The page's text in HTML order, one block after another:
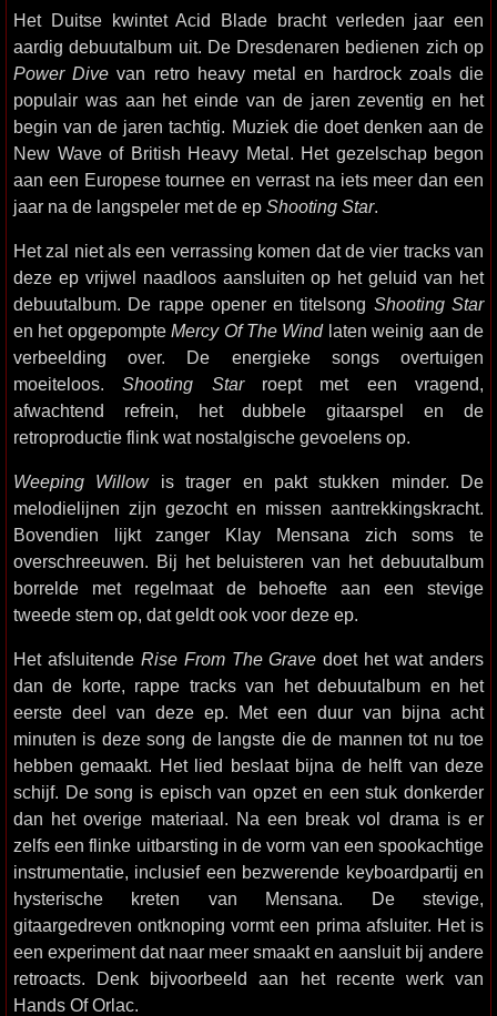
Het Duitse kwintet Acid Blade bracht verleden jaar een
aardig debuutalbum uit. De Dresdenaren bedienen zich op
Power Dive van retro heavy metal en hardrock zoals die
populair was aan het einde van de jaren zeventig en het
begin van de jaren tachtig. Muziek die doet denken aan de
New Wave of British Heavy Metal. Het gezelschap begon
aan een Europese tournee en verrast na iets meer dan een
jaar na de langspeler met de ep Shooting Star.
Het zal niet als een verrassing komen dat de vier tracks van
deze ep vrijwel naadloos aansluiten op het geluid van het
debuutalbum. De rappe opener en titelsong Shooting Star
en het opgepompteMercy Of The Windlaten weinig aan de
verbeelding over. De energieke songs overtuigen
moeiteloos.Shooting Starroept met een vragend,
afwachtend refrein, het dubbele gitaarspel en de
retroproductie flink wat nostalgische gevoelens op.
Weeping Willowis trager en pakt stukken minder. De
melodielijnen zijn gezocht en missen aantrekkingskracht.
Bovendien lijkt zanger Klay Mensana zich soms te
overschreeuwen. Bij het beluisteren van het debuutalbum
borrelde met regelmaat de behoefte aan een stevige
tweede stem op, dat geldt ook voor deze ep.
Het afsluitende Rise From The Grave doet het wat anders
dan de korte, rappe tracks van het debuutalbum en het
eerste deel van deze ep. Met een duur van bijna acht
minuten is deze song de langste die de mannen tot nu toe
hebben gemaakt. Het lied beslaat bijna de helft van deze
schijf. De song is episch van opzet en een stuk donkerder
dan het overige materiaal. Na een break vol drama is er
zelfs een flinke uitbarsting in de vorm van een spookachtige
instrumentatie, inclusief een bezwerende keyboardpartij en
hysterische kreten van Mensana. De stevige,
gitaargedreven ontknoping vormt een prima afsluiter. Het is
een experiment dat naar meer smaakt en aansluit bij andere
retroacts. Denk bijvoorbeeld aan het recente werk van
Hands Of Orlac.